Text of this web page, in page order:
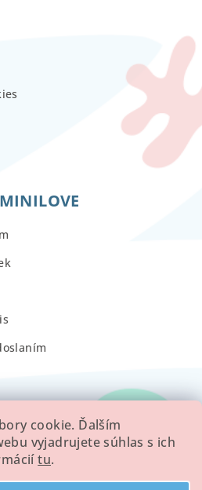
cookie. Ďalším
vyjadrujete súhlas s ich
tu.